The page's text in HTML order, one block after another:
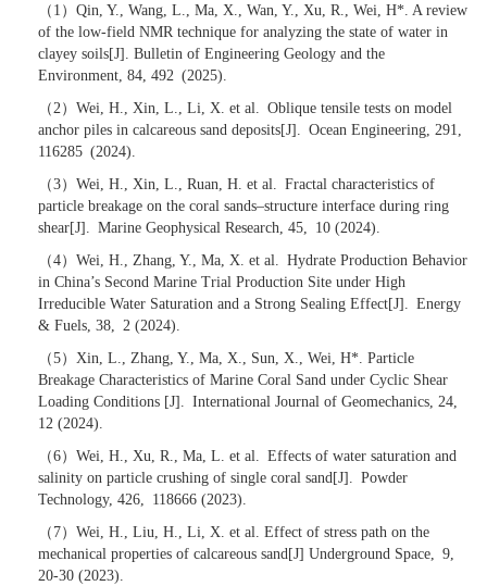
（ 1 ） Qin, Y., Wang, L., Ma X ., Wan, Y., Xu, R., Wei, H*. A review
of the low-field NMR technique for analyzing the state of water in
clayey soils[J]. Bulletin of Engineering Geology and the
Environment, 84 492 (2025).
（ 2 ） Wei, H., Xin L Li X . et al.
Oblique tensile tests on model
anchor piles in calcareous sand deposits[J]
Ocean Engineering , 291,
116285 (2024).
（3） Wei, H., Xin L Ruan H . et al.
Fractal characteristics of
particle breakage on the coral sands–structure interface during ring
shear[J]
Marine Geophysical Research , 45,
10 (2024).
（4） Wei, H., Zhang Y., Ma X . et al.
Hydrate Production Behavior
in China’s Second Marine Trial Production Site under High
Irreducible Water Saturation and a Strong Sealing Effect[J]
Energy
& Fuels , 38,
2 (2024).
（5） Xin L Zhang Y., Ma X Sun X ., Wei, H*. Particle
Breakage Characteristics of Marine Coral Sand under Cyclic Shear
Loading Conditions [J]
International Journal of Geomechanics, 24,
12 (2024).
（6） Wei, H., Xu R Ma L . et al.
Effects of water saturation and
salinity on particle crushing of single coral sand[J]
Powder
Technology, 426,
118666 (2023).
（ 7） Wei, H., Liu, H., Li X . et al. Effect of stress path on the
mechanical properties of calcareous sand[J] Underground Space
9,
20-30 (2023).